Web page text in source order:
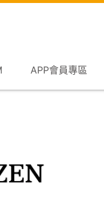
APP會員專區